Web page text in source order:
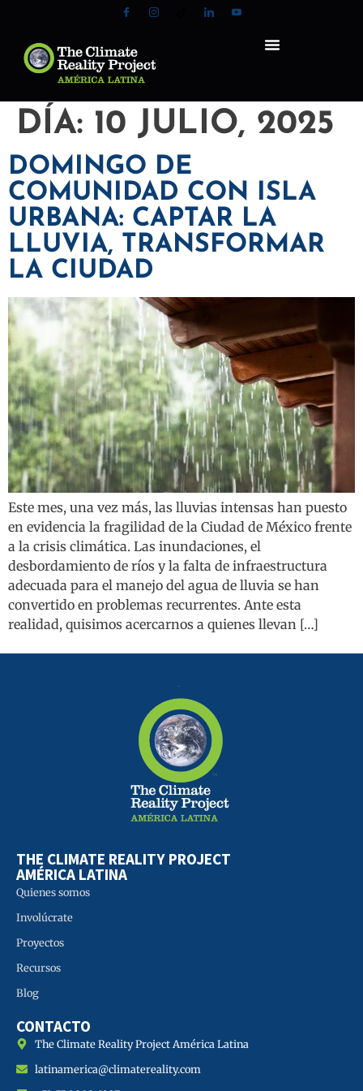
DÍA: 10 JULIO, 2025
DOMINGO DE
COMUNIDAD CON ISLA
URBANA: CAPTAR LA
LLUVIA, TRANSFORMAR
LA CIUDAD
Este mes, una vez más, las lluvias intensas han puesto
en evidencia la fragilidad de la Ciudad de México frente
a la crisis climática. Las inundaciones, el
desbordamiento de ríos y la falta de infraestructura
adecuada para el manejo del agua de lluvia se han
convertido en problemas recurrentes. Ante esta
realidad, quisimos acercarnos a quienes llevan […]
THE CLIMATE REALITY PROJECT
AMÉRICA LATINA
Quienes somos
Involúcrate
Proyectos
Recursos
Blog
CONTACTO
The Climate Reality Project América Latina
latinamerica@climatereality.com